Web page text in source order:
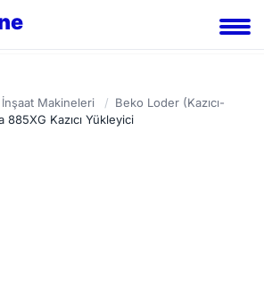
İnşaat Makineleri / Beko Loder (Kazıcı-
885XG Kazıcı Yükleyici